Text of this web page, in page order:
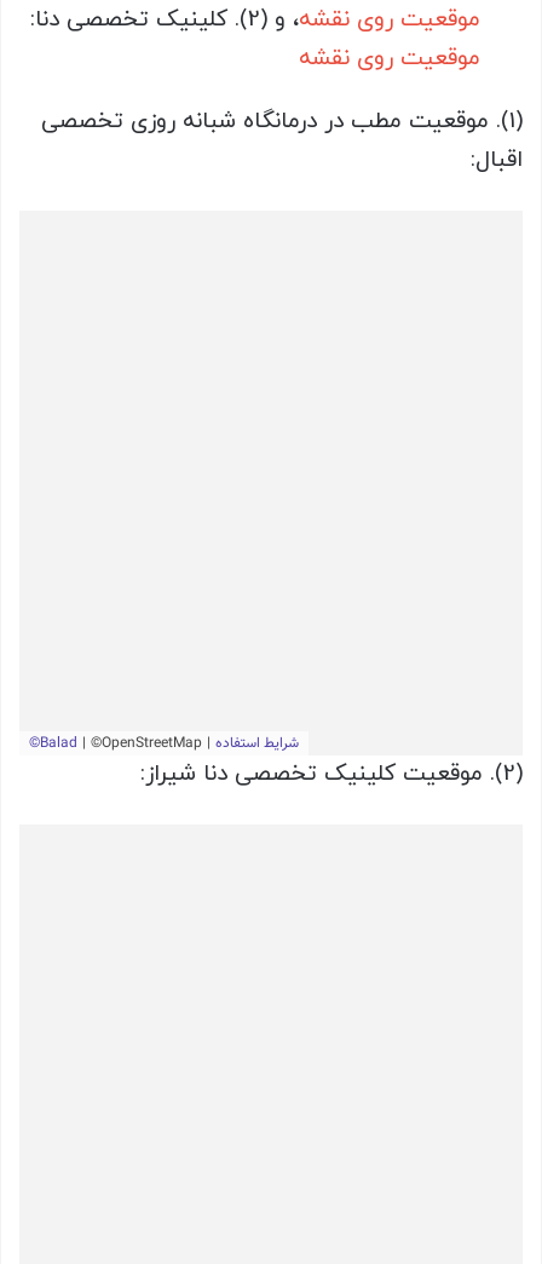
موقعیت روی نقشه، و (2). کلینیک تخصصی دنا:
موقعیت روی نقشه
(1). موقعیت مطب در درمانگاه شبانه روزی تخصصی
اقبال:
(2). موقعیت کلینیک تخصصی دنا شیراز: